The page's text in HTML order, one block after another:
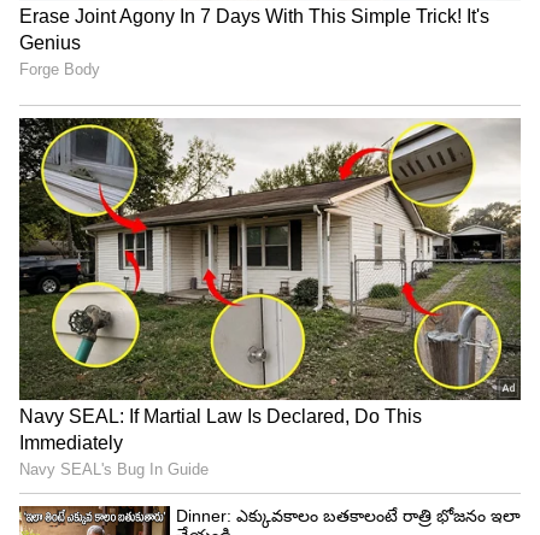
ఎప్పుడైనా సందేహం వచ్చినా, కష్టాలు ఎదురైనా ఈ పెట్టెను
తెరిచి చూడండి. ఇందులో మీకు అవసరమైన సమాధానం
ఉంటుంది” అని చెప్తాడు. అయితే రాజు ఆ మాటలు విని
గట్టిగా నవ్వుతాడు. “నాకు కష్టాలు రావడం ఏంటి? నా దగ్గర
అపారమైన ధనం ఉంది, వేలాది సైన్యం ఉంది. ఈ సాధువు
కూడా పిచ్చివాడిలా మాట్లాడుతున్నాడు” అని వెటకారంగా
అన్నాడు. అయినా సరే పెట్టెను తీసుకొని పక్కన పడేశాడు.
ఇంతకీ పెట్టెలో ఏముంది.?
కొన్ని రోజుల తర్వాత రాజుకు ఒక్కసారిగా ఆ పెట్టె గురించి
గుర్తొచ్చింది. “అందులో ఏముందో చూద్దాం” అనే ఆసక్తి
కలిగింది. వెంటనే పెట్టెను తెరిచాడు. అందులో ఒక చిన్న
కాగితం మాత్రమే ఉంది. దానిపై ఇలా రాసి ఉంది. “నువ్వు
ఇప్పుడు అనుభవిస్తోంది ఇలాగే ఉండదు.” అది చదివిన
రాజు మళ్లీ నవ్వాడు. “నా వైభవం పోతుందా? నా శక్తి
తగ్గిపోతుందా? అసంభవం!” అని వెటకారంగా మాట్లాడాడు.